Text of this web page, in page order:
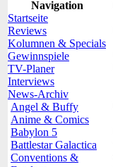
Navigation
Startseite
Reviews
Kolumnen & Specials
Gewinnspiele
TV-Planer
Interviews
News-Archiv
Angel & Buffy
Anime & Comics
Babylon 5
Battlestar Galactica
Conventions &